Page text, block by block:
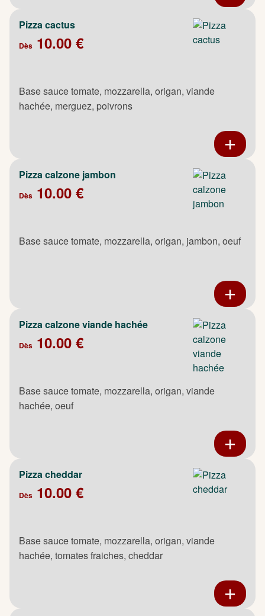
Pizza cactus
Dès 10.00 €
Base sauce tomate, mozzarella, origan, viande
hachée, merguez, poivrons
Pizza calzone jambon
Dès 10.00 €
Base sauce tomate, mozzarella, origan, jambon, oeuf
Pizza calzone viande hachée
Dès 10.00 €
Base sauce tomate, mozzarella, origan, viande
hachée, oeuf
Pizza cheddar
Dès 10.00 €
Base sauce tomate, mozzarella, origan, viande
hachée, tomates fraiches, cheddar